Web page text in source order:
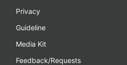
Privacy
Guideline
Media Kit
Feedback/Requests